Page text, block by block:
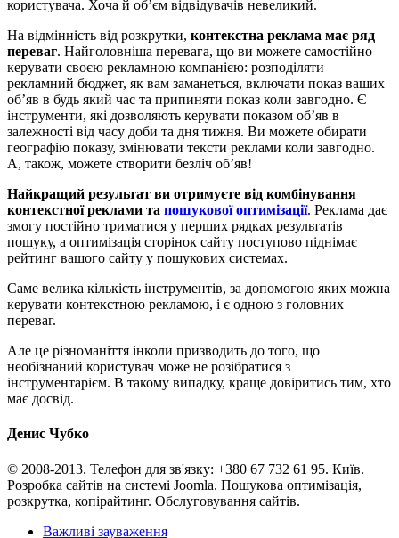
користувача. Хоча й об’єм відвідувачів невеликий.
На відмінність від розкрутки, контекстна реклама має ряд
переваг. Найголовніша перевага, що ви можете самостійно
керувати своєю рекламною компанією: розподіляти
рекламний бюджет, як вам заманеться, включати показ ваших
об’яв в будь який час та припиняти показ коли завгодно. Є
інструменти, які дозволяють керувати показом об’яв в
залежності від часу доби та дня тижня. Ви можете обирати
географію показу, змінювати тексти реклами коли завгодно.
А, також, можете створити безліч об’яв!
Найкращий результат ви отримуєте від комбінування
контекстної реклами та пошукової оптимізації. Реклама дає
змогу постійно триматися у перших рядках результатів
пошуку, а оптимізація сторінок сайту поступово піднімає
рейтинг вашого сайту у пошукових системах.
Саме велика кількість інструментів, за допомогою яких можна
керувати контекстною рекламою, і є одною з головних
переваг.
Але це різноманіття інколи призводить до того, що
необізнаний користувач може не розібратися з
інструментарієм. В такому випадку, краще довіритись тим, хто
має досвід.
Денис Чубко
© 2008-2013. Телефон для зв'язку: +380 67 732 61 95. Київ.
Розробка сайтів на системі Joomla. Пошукова оптимізація,
розкрутка, копірайтинг. Обслуговування сайтів.
Важливі зауваження